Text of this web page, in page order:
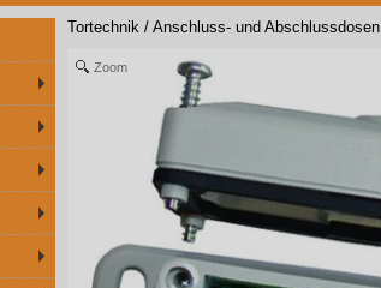
Tortechnik / Anschluss- und Abschlussdosen
Zoom